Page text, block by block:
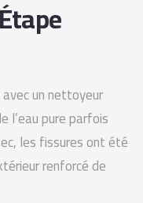
un nettoyeur
l’eau pure parfois
les fissures ont été
renforcé de